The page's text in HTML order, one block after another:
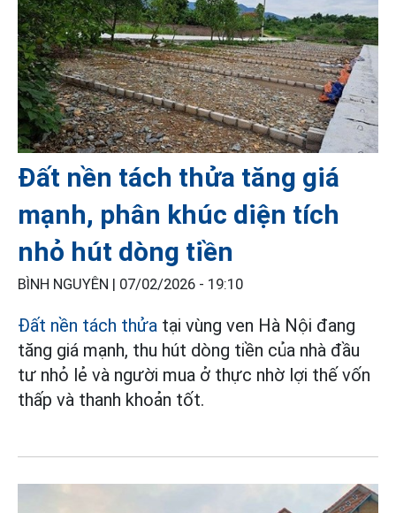
Đất nền tách thửa tăng giá
mạnh, phân khúc diện tích
nhỏ hút dòng tiền
BÌNH NGUYÊN | 07/02/2026 - 19:10
Đất nền tách thửa tại vùng ven Hà Nội đang
tăng giá mạnh, thu hút dòng tiền của nhà đầu
tư nhỏ lẻ và người mua ở thực nhờ lợi thế vốn
thấp và thanh khoản tốt.